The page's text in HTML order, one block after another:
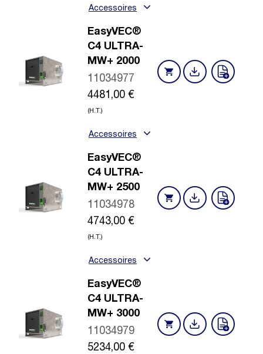
Accessoires
EasyVEC®
C4 ULTRA-
MW+ 2000
11034977
4481,00 €
(H.T.)
Accessoires
EasyVEC®
C4 ULTRA-
MW+ 2500
11034978
4743,00 €
(H.T.)
Accessoires
EasyVEC®
C4 ULTRA-
MW+ 3000
11034979
5234,00 €